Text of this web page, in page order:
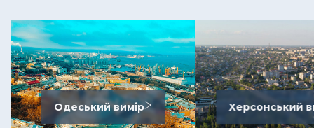
Одеський вимір Херсонський